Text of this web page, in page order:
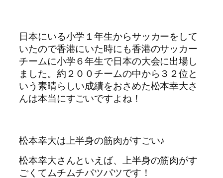
日本にいる小学１年生からサッカーをして
いたので香港にいた時にも香港のサッカー
チームに小学６年生で日本の大会に出場し
ました。約２００チームの中から３２位と
いう素晴らしい成績をおさめた松本幸大さ
んは本当にすごいですよね！
松本幸大は上半身の筋肉がすごい♪
松本幸大さんといえば、上半身の筋肉がす
ごくてムチムチパツパツです！